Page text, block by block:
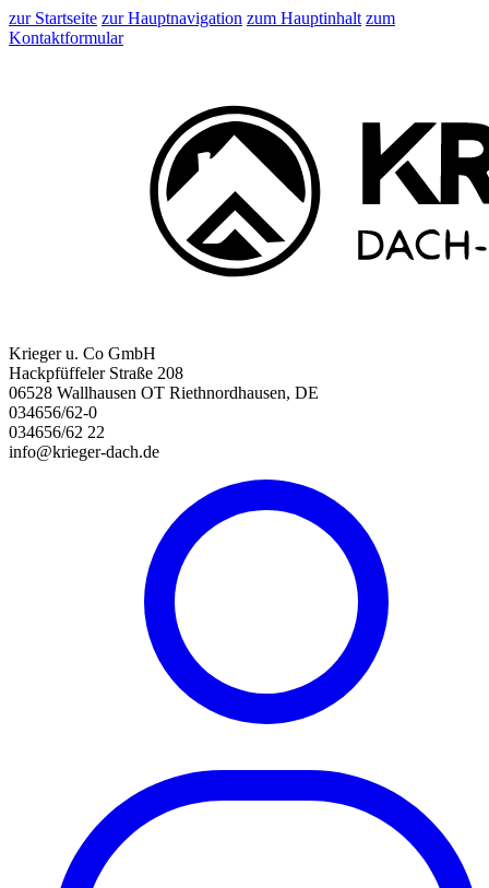
zur Startseite zur Hauptnavigation zum Hauptinhalt zum
Kontaktformular
Krieger u. Co GmbH
Hackpfüffeler Straße 208
06528 Wallhausen OT Riethnordhausen, DE
034656/62-0
034656/62 22
info@krieger-dach.de